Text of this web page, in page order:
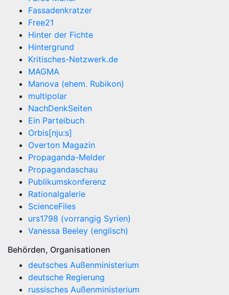
Fassadenkratzer
Free21
Hinter der Fichte
Hintergrund
Kritisches-Netzwerk.de
MAGMA
Manova (ehem. Rubikon)
multipolar
NachDenkSeiten
Ein Parteibuch
Orbis[nju:s]
Overton Magazin
Propaganda-Melder
Propagandaschau
Publikumskonferenz
Rationalgalerie
ScienceFiles
urs1798 (vorrangig Syrien)
Vanessa Beeley (englisch)
Behörden, Organisationen
deutsches Außenministerium
deutsche Regierung
russisches Außenministerium